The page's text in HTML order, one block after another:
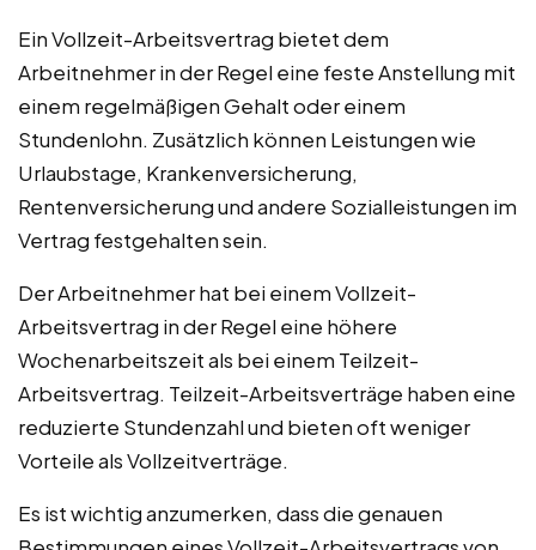
Ein Vollzeit-Arbeitsvertrag bietet dem
Arbeitnehmer in der Regel eine feste Anstellung mit
einem regelmäßigen Gehalt oder einem
Stundenlohn. Zusätzlich können Leistungen wie
Urlaubstage, Krankenversicherung,
Rentenversicherung und andere Sozialleistungen im
Vertrag festgehalten sein.
Der Arbeitnehmer hat bei einem Vollzeit-
Arbeitsvertrag in der Regel eine höhere
Wochenarbeitszeit als bei einem Teilzeit-
Arbeitsvertrag. Teilzeit-Arbeitsverträge haben eine
reduzierte Stundenzahl und bieten oft weniger
Vorteile als Vollzeitverträge.
Es ist wichtig anzumerken, dass die genauen